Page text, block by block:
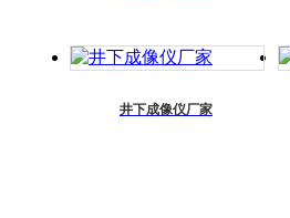
井下成像仪厂家